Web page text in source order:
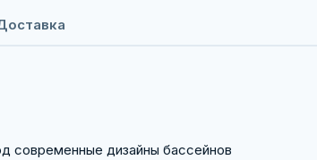
современные дизайны бассейнов